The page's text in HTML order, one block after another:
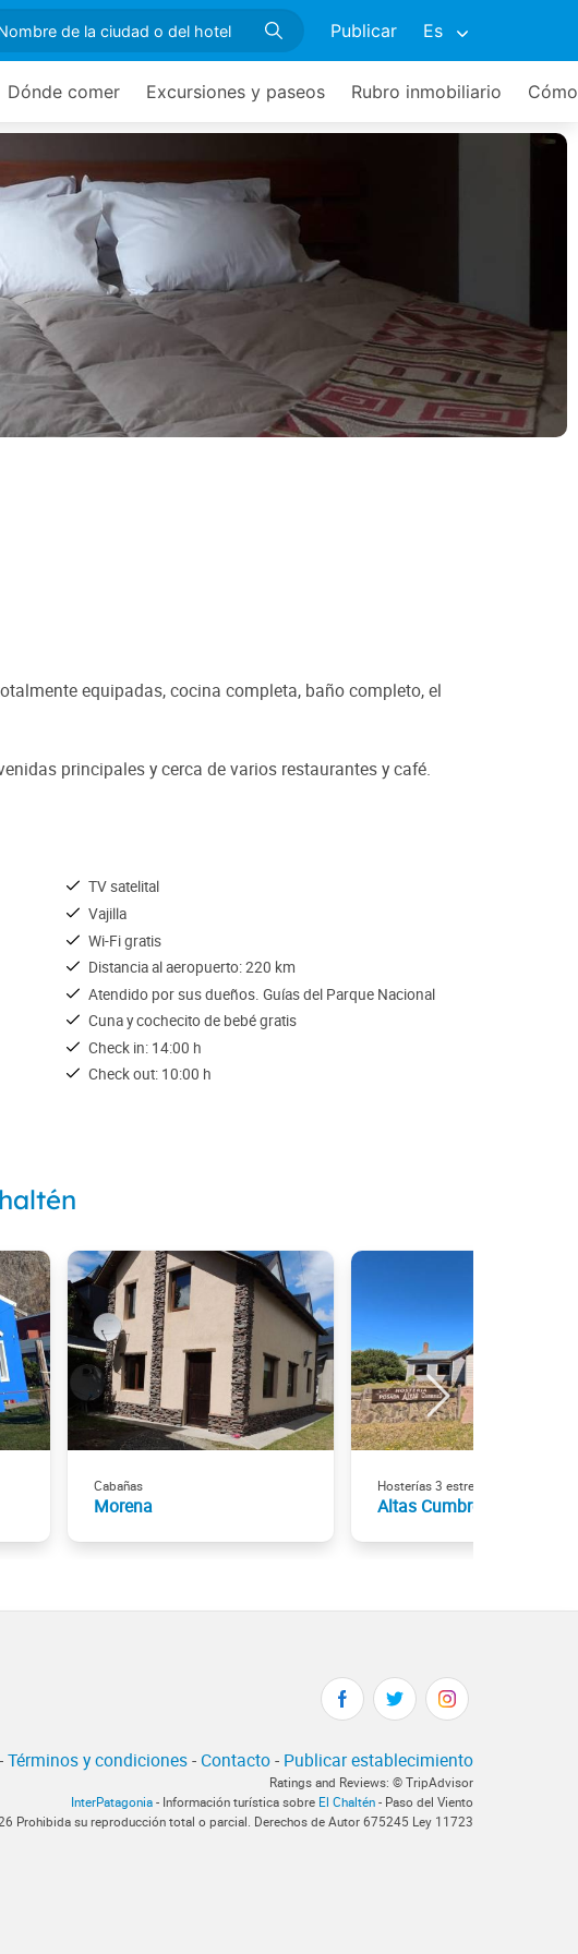
Publicar Es
Dónde comer Excursiones y paseos Rubro inmobiliario
equipadas, cocina completa, baño completo, el
principales y cerca de varios restaurantes y café.
TV satelital
Vajilla
Wi-Fi gratis
Distancia al aeropuerto: 220 km
Atendido por sus dueños. Guías del Parque Nacional
Cuna y cochecito de bebé gratis
Check in: 14:00 h
Check out: 10:00 h
Cabañas
Morena
Hosterías 3 estrellas
Altas Cumbres
-Términos y condiciones- Contacto- Publicar establecimiento
Ratings and Reviews: © TripAdvisor
InterPatagonia - Información turística sobre El Chaltén - Paso del Viento
Prohibida su reproducción total o parcial. Derechos de Autor 675245 Ley 11723